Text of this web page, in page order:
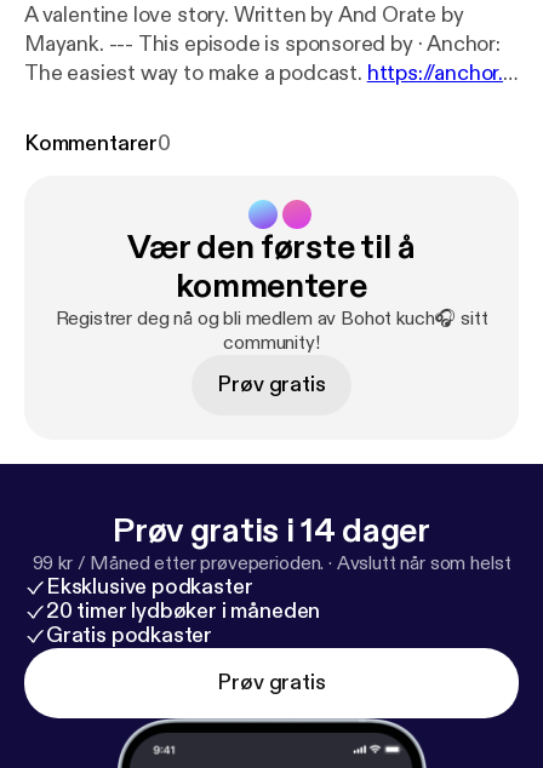
A valentine love story. Written by And Orate by
Mayank. --- This episode is sponsored by · Anchor:
The easiest way to make a podcast. https://anchor.f
Kommentarer0
Vær den første til å
kommentere
Registrer deg nå og bli medlem av Bohot kuch🎧 sitt
community!
Prøv gratis
Prøv gratis i 14 dager
99 kr / Måned etter prøveperioden. · Avslutt når som helst
Eksklusive podkaster
20 timer lydbøker i måneden
Gratis podkaster
Prøv gratis